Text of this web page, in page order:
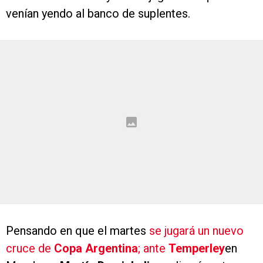
venían yendo al banco de suplentes.
Pensando en que el martes se jugará un nuevo
cruce de Copa Argentina; ante Temperleyen